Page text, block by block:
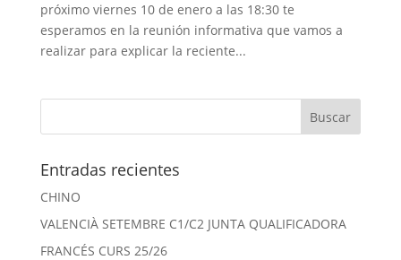
próximo viernes 10 de enero a las 18:30 te
esperamos en la reunión informativa que vamos a
realizar para explicar la reciente...
Entradas recientes
CHINO
VALENCIÀ SETEMBRE C1/C2 JUNTA QUALIFICADORA
FRANCÉS CURS 25/26